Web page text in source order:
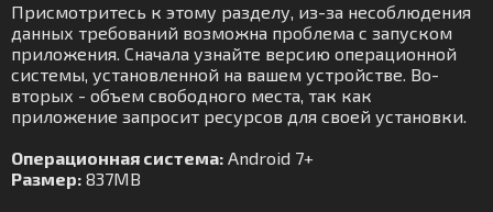
Присмотритесь к этому разделу, из-за несоблюдения
данных требований возможна проблема с запуском
приложения. Сначала узнайте версию операционной
системы, установленной на вашем устройстве. Во-
вторых - объем свободного места, так как
приложение запросит ресурсов для своей установки.
Операционная система: Android 7+
Размер: 837MB